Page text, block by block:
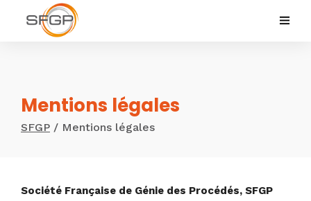
Mentions légales
SFGP / Mentions légales
Société Française de Génie des Procédés, SFGP